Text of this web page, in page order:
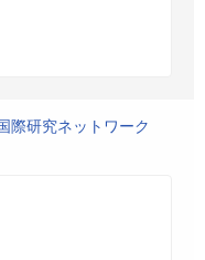
際研究ネットワーク